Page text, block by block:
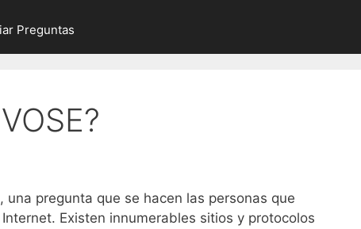
Preguntas
una pregunta que se hacen las personas que
Existen innumerables sitios y protocolos